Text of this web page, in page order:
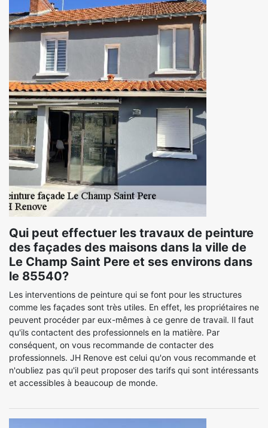
Qui peut effectuer les travaux de peinture
des façades des maisons dans la ville de
Le Champ Saint Pere et ses environs dans
le 85540?
Les interventions de peinture qui se font pour les structures
comme les façades sont très utiles. En effet, les propriétaires ne
peuvent procéder par eux-mêmes à ce genre de travail. Il faut
qu'ils contactent des professionnels en la matière. Par
conséquent, on vous recommande de contacter des
professionnels. JH Renove est celui qu'on vous recommande et
n'oubliez pas qu'il peut proposer des tarifs qui sont intéressants
et accessibles à beaucoup de monde.